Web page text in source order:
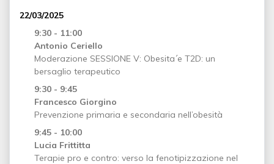
22/03/2025
9:30 - 11:00
Antonio Ceriello
Moderazione SESSIONE V: Obesita´e T2D: un
bersaglio terapeutico
9:30 - 9:45
Francesco Giorgino
Prevenzione primaria e secondaria nell’obesità
9:45 - 10:00
Lucia Frittitta
Terapie pro e contro: verso la fenotipizzazione nel